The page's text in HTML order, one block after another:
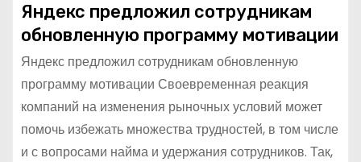
Яндекс предложил сотрудникам
обновленную программу мотивации
Яндекс предложил сотрудникам обновленную
программу мотивации Своевременная реакция
компаний на изменения рыночных условий может
помочь избежать множества трудностей, в том числе
и с вопросами найма и удержания сотрудников. Так,